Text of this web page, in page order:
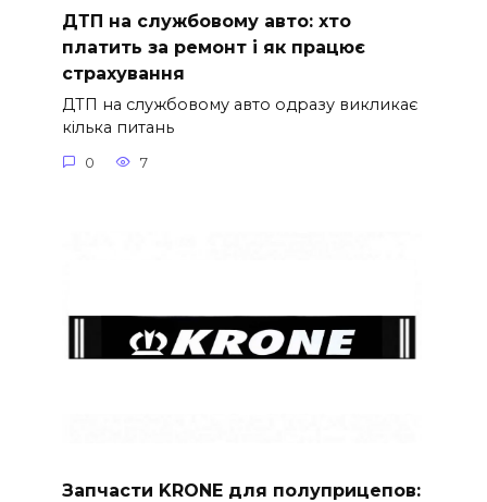
ДТП на службовому авто: хто
платить за ремонт і як працює
страхування
ДТП на службовому авто одразу викликає
кілька питань
0 7
Запчасти KRONE для полуприцепов: